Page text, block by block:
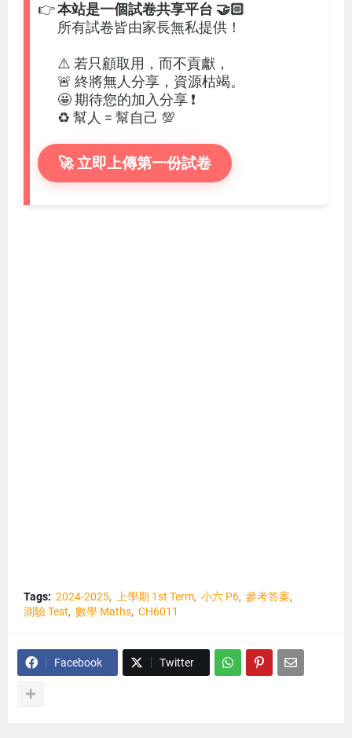
本站是一個試卷共享平台 🤝🏻
👉
所有試卷皆由家長無私提供！
⚠️ 若只顧取用，而不貢獻，
🚨 終將無人分享，資源枯竭。
🤩 期待您的加入分享 ❗
♻️ 幫人 = 幫自己 💯
🚀 立即上傳第一份試卷
Tags: 2024-2025 上學期 1st Term 小六 P6 參考答案
測驗 Test
數學 Maths CH6011
Facebook Twitter